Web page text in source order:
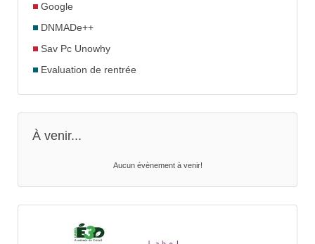
Google
DNMADe++
Sav Pc Unowhy
Evaluation de rentrée
À venir...
Aucun évènement à venir!